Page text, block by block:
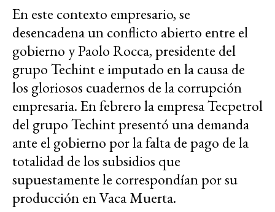
En este contexto empresario, se
desencadena un conflicto abierto entre el
gobierno y Paolo Rocca, presidente del
grupo Techint e imputado en la causa de
los gloriosos cuadernos de la corrupción
empresaria. En febrero la empresa Tecpetrol
del grupo Techint presentó una demanda
ante el gobierno por la falta de pago de la
totalidad de los subsidios que
supuestamente le correspondían por su
producción en Vaca Muerta.